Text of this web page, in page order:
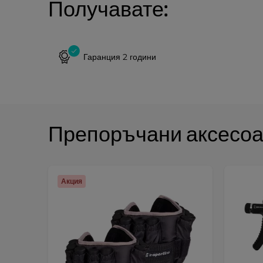
Получавате:
Гаранция 2 години
Препоръчани
Акция